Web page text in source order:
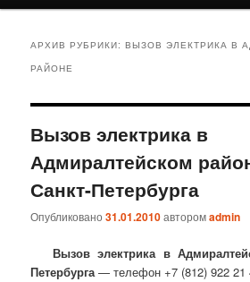
АРХИВ РУБРИКИ:ВЫЗОВ ЭЛЕКТРИКА В
РАЙОНЕ
Вызов электрика в
Адмиралтейском
Санкт-Петербурга
Опубликовано31.01.2010авторомadmin
Вызов электрика в
Петербурга— телефон +7 (812) 922 21